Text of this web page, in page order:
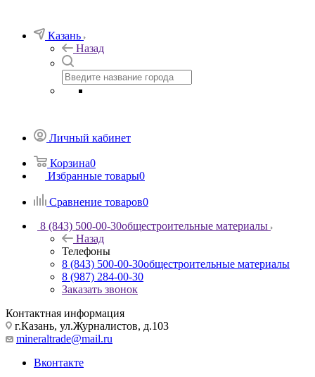
Казань
Назад
Личный кабинет
Корзина0
Избранные товары0
Сравнение товаров0
8 (843) 500-00-30общестроительные материалы
Назад
Телефоны
8 (843) 500-00-30общестроительные материалы
8 (987) 284-00-30
Заказать звонок
Контактная информация
г.Казань, ул.Журналистов, д.103
mineraltrade@mail.ru
Вконтакте